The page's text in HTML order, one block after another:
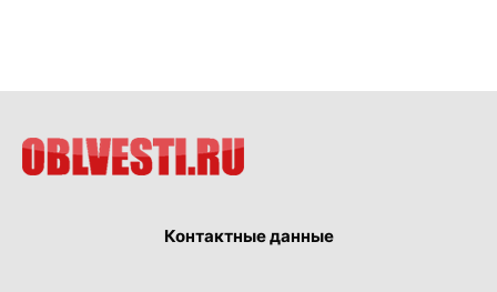
Контактные данные